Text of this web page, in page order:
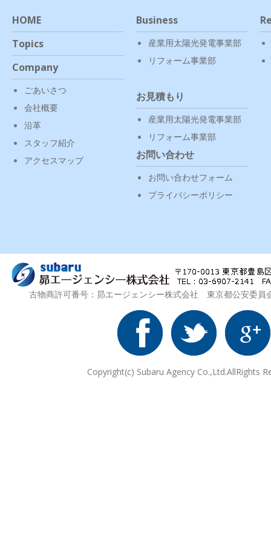
HOME
Topics
Company
ごあいさつ
会社概要
沿革
スタッフ紹介
アクセスマップ
Business
産業用太陽光発電事業部
リフォーム事業部
お見積もり
産業用太陽光発電事業部
リフォーム事業部
お問い合わせ
お問い合わせフォーム
プライバシーポリシー
古物商許可番号：昴エージェンシー株式会社 東京都公安委
Copyright(c) Subaru Agency Co.,Ltd.AllRights